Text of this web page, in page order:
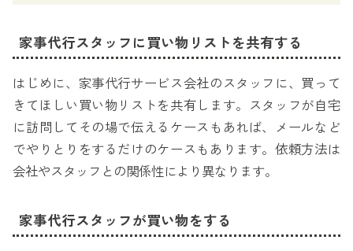
家事代行スタッフに買い物リストを共有する
はじめに、家事代行サービス会社のスタッフに、買って
きてほしい買い物リストを共有します。スタッフが自宅
に訪問してその場で伝えるケースもあれば、メールなど
でやりとりをするだけのケースもあります。依頼方法は
会社やスタッフとの関係性により異なります。
家事代行スタッフが買い物をする